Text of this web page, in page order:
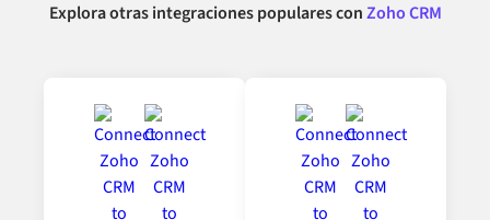
Explora otras integraciones populares conZoho CRM